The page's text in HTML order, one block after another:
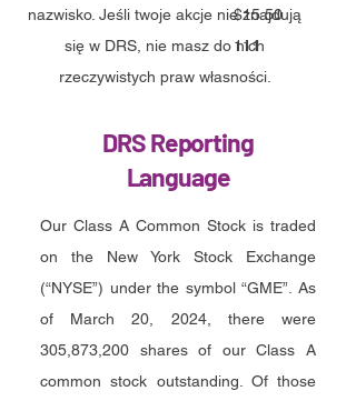
nazwisko. Jeśli twoje akcje nie znajdują
się w DRS, nie masz do nich
rzeczywistych praw własności.
$15.50
111
DRS Reporting
Language
Our Class A Common Stock is traded
on the New York Stock Exchange
(“NYSE”) under the symbol “GME”. As
of March 20, 2024, there were
305,873,200 shares of our Class A
common stock outstanding. Of those